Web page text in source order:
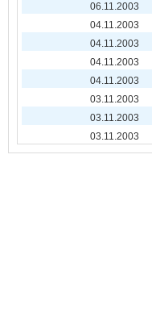
06.11.2003
04.11.2003
04.11.2003
04.11.2003
04.11.2003
03.11.2003
03.11.2003
03.11.2003